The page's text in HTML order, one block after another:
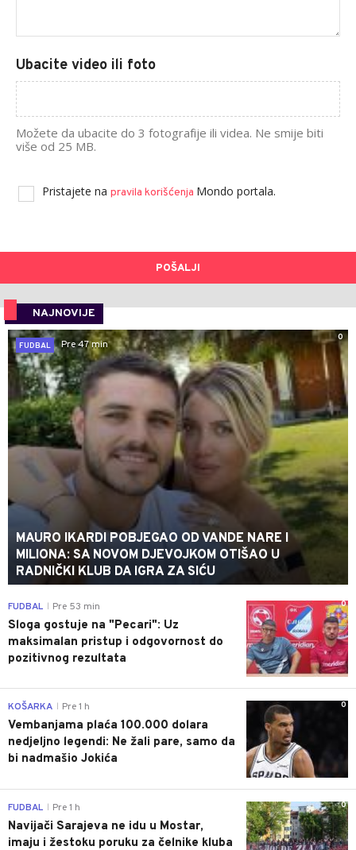
Ubacite video ili foto
Možete da ubacite do 3 fotografije ili videa. Ne smije biti
više od 25 MB.
Pristajete na pravila korišćenja Mondo portala.
POŠALJI
NAJNOVIJE
0
FUDBAL
Pre 47 min
MAURO IKARDI POBJEGAO OD VANDE NARE I
MILIONA: SA NOVOM DJEVOJKOM OTIŠAO U
RADNIČKI KLUB DA IGRA ZA SIĆU
0
FUDBAL Pre 53 min
Sloga gostuje na "Pecari": Uz
maksimalan pristup i odgovornost do
pozitivnog rezultata
0
KOŠARKA Pre 1 h
Vembanjama plaća 100.000 dolara
nedjeljno legendi: Ne žali pare, samo da
bi nadmašio Jokića
0
FUDBAL Pre 1 h
Navijači Sarajeva ne idu u Mostar,
imaju i žestoku poruku za čelnike kluba